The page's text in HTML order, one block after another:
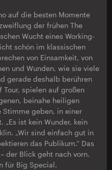
auf die besten Momente
der frühen The
Wucht eines Working-
schön im klassischen
von Einsamkeit, von
und Wunden, wie sie viele
gerade deshalb berühren
spielen auf großen
beinahe heiligen
Stimme geben, in einer
ist kein Wunder, kein
„Wir sind einfach gut in
das Publikum.“ Das
der Blick geht nach vorn.
für Big Special.